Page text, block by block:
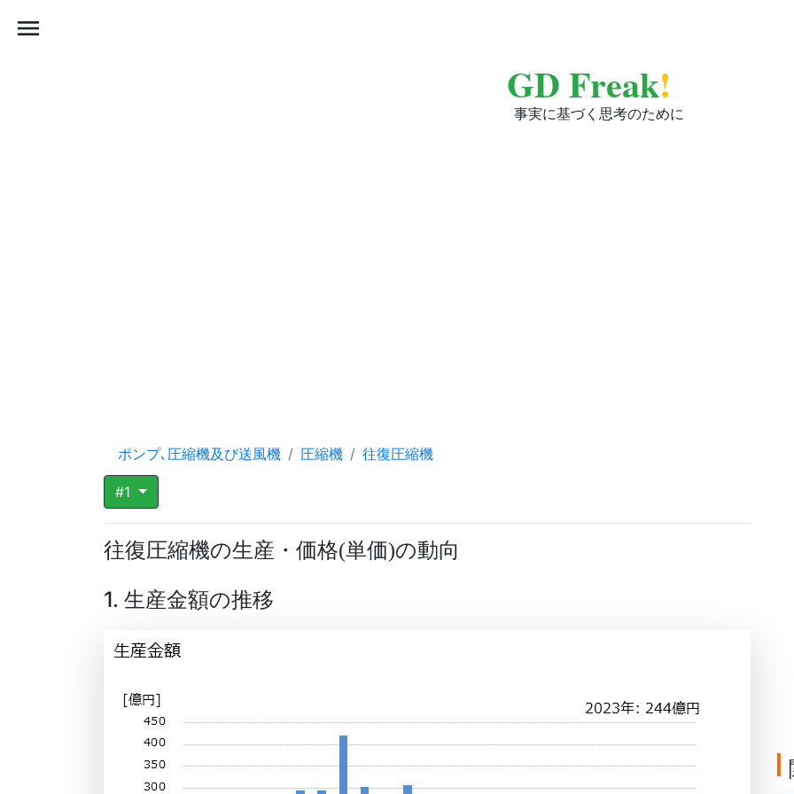
GD Freak!
事実に基づく思考のために
menu
ポンプ､圧縮機及び送風機 圧縮機 往復圧縮機
#1
往復圧縮機の生産・価格(単価)の動向
1. 生産金額の推移